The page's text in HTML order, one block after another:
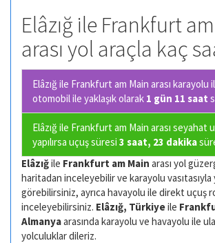
Elâzığ ile Frankfurt
arası yol araçla kaç
Elâzığ ile Frankfurt am Main arası karayolu
otomobil ile yaklaşık olarak 1 gün 11 saat
Elâzığ ile Frankfurt am Main arası seyahat
yapılırsa uçuş süresi 3 saat, 23 dakika
Elâzığile Frankfurt am Main arası yol
haritadan inceleyebilir ve karayolu
görebilirsiniz, ayrıca havayolu ile direkt uçuş
inceleyebilirsiniz. Elâzığ, Türkiyeile
Almanyaarasında karayolu ve havayolu ile
yolculuklar dileriz.